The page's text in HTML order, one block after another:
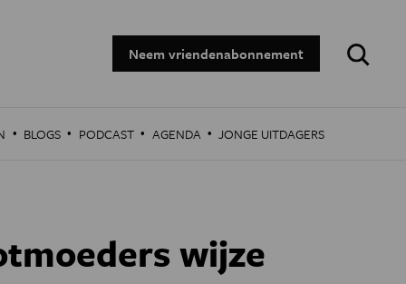
Neem vriendenabonnement
Zoeken:
· BLOGS · PODCAST · AGENDA · JONGE UITDAGERS
wijze